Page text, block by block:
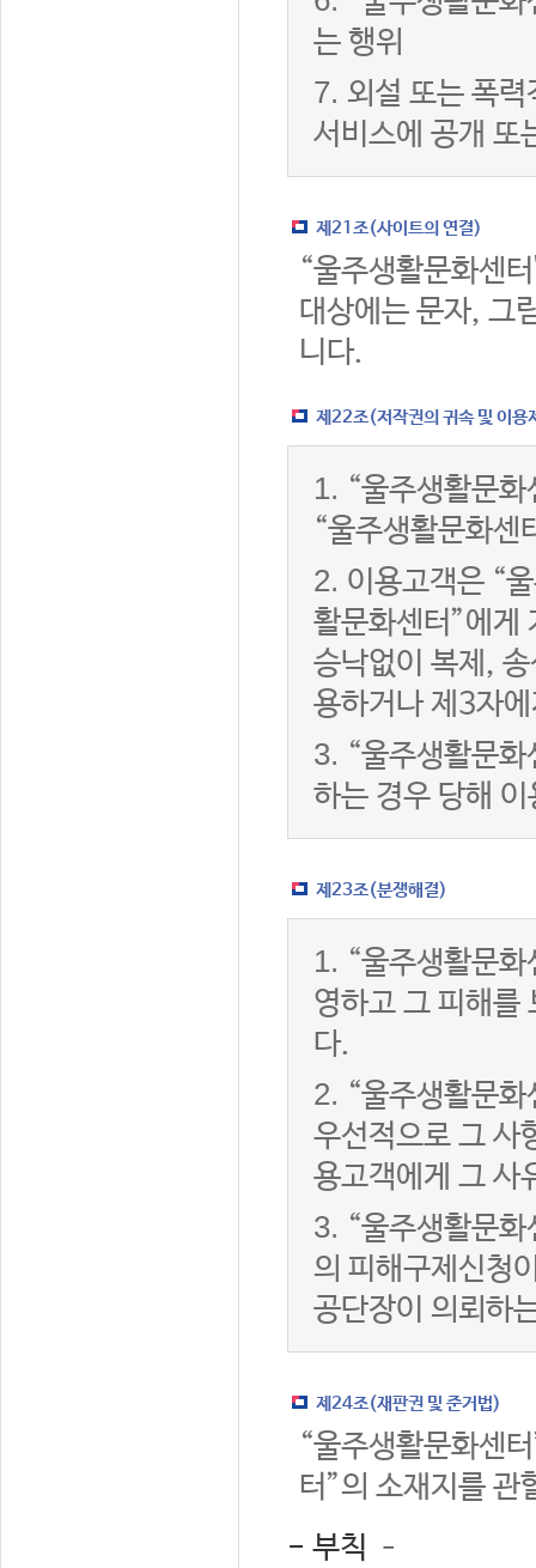
는 행위
7. 외설 또는 폭
서비스에 공개 또
제21조(사이트의 연결)
“울주생활문화센
대상에는 문자, 그
니다.
제22조(저작권의 귀속 및 이용
1. “울주생활문
“울주생활문화센
2. 이용고객은 “
활문화센터”에게
승낙없이 복제,
용하거나 제3자
3. “울주생활문
하는 경우 당해
제23조(분쟁해결)
1. “울주생활문
영하고 그 피해를
다.
2. “울주생활문
우선적으로 그 사
용고객에게 그 사
3. “울주생활문
의 피해구제신청
공단장이 의뢰하
제24조(재판권 및 준거법)
“울주생활문화센
터”의 소재지를 관
- 부칙 –